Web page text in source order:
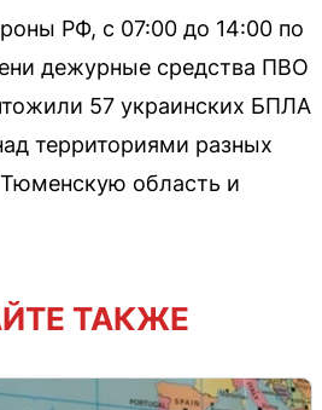
РФ, с 07:00 до 14:00 по
дежурные средства ПВО
57 украинских БПЛА
территориями разных
область и
ТАКЖЕ